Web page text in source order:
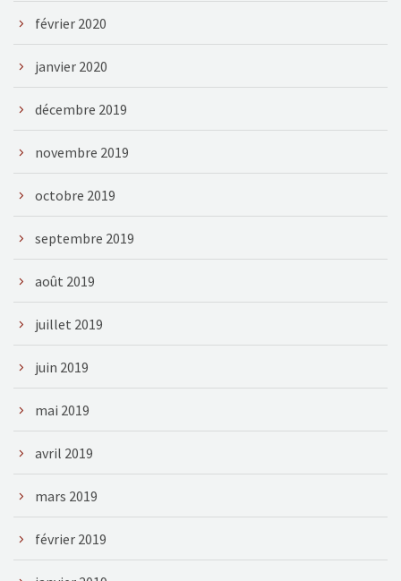
février 2020
janvier 2020
décembre 2019
novembre 2019
octobre 2019
septembre 2019
août 2019
juillet 2019
juin 2019
mai 2019
avril 2019
mars 2019
février 2019